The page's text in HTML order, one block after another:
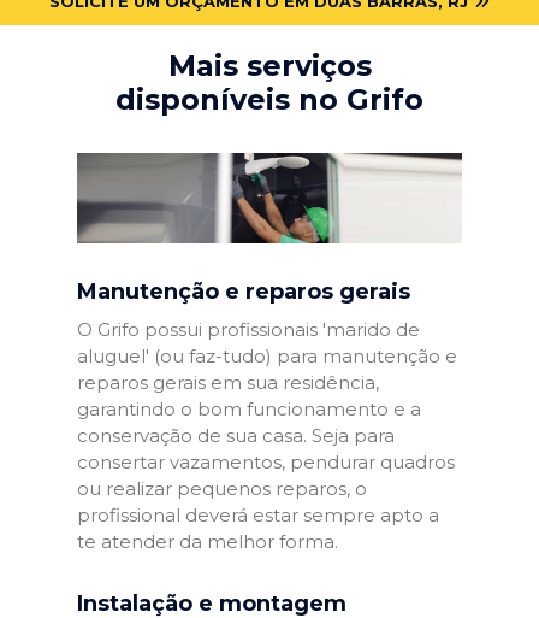
Mais serviços
disponíveis no Grifo
Manutenção e reparos gerais
O Grifo possui profissionais 'marido de
aluguel' (ou faz-tudo) para manutenção e
reparos gerais em sua residência,
garantindo o bom funcionamento e a
conservação de sua casa. Seja para
consertar vazamentos, pendurar quadros
ou realizar pequenos reparos, o
profissional deverá estar sempre apto a
te atender da melhor forma.
Instalação e montagem